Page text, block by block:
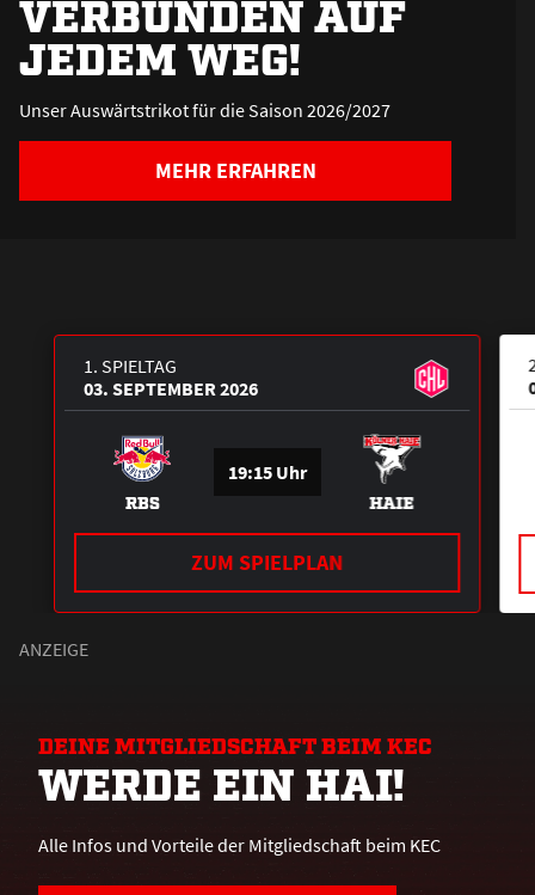
VERBUNDEN AUF
JEDEM WEG!
Unser Auswärtstrikot für die Saison 2026/2027
MEHR ERFAHREN
1. SPIELTAG
03. SEPTEMBER 2026
RBS
19:15 Uhr
HAIE
ZUM SPIELPLAN
DEINE MITGLIEDSCHAFT BEIM KEC
WERDE EIN HAI!
Alle Infos und Vorteile der Mitgliedschaft beim KEC